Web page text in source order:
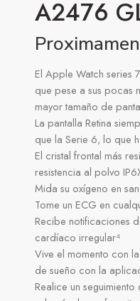
A2476
El Apple Watch series
que pese a sus pocas
mayor tamaño de
La pantalla Retina
que la Serie 6, lo que
El cristal frontal más
resistencia al polvo
Mida su oxígeno en
Tome un ECG en
Recibe notificaciones
cardíaco irregular⁴
Vive el momento con
de sueño con la
Realice un